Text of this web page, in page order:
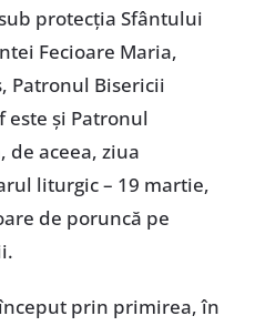
protecţia Sfântului
Fecioare Maria,
Patronul Bisericii
este şi Patronul
de aceea, ziua
liturgic – 19 martie,
de poruncă pe
prin primirea, în